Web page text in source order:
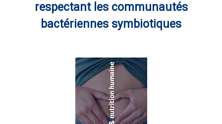
respectant les communautés
bactériennes symbiotiques